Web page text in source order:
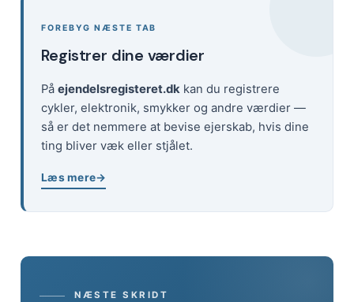
FOREBYG NÆSTE TAB
Registrer dine værdier
På ejendelsregisteret.dk kan du registrere
cykler, elektronik, smykker og andre værdier —
så er det nemmere at bevise ejerskab, hvis dine
ting bliver væk eller stjålet.
Læs mere
NÆSTE SKRIDT